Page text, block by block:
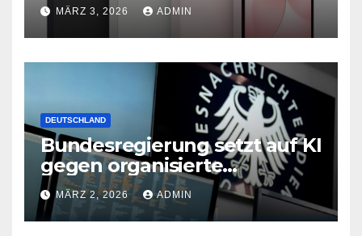
MÄRZ 3, 2026 ADMIN
DEUTSCHLAND
Bundesregierung setzt auf KI
gegen organisierte
Kriminalität
MÄRZ 2, 2026 ADMIN